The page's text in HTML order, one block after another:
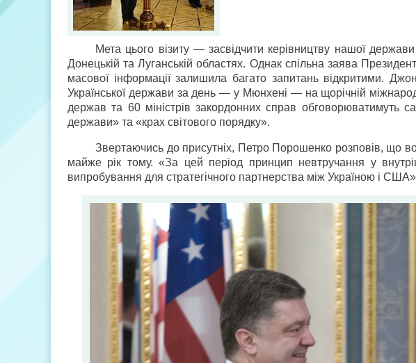
Мета цього візиту — засвідчити керівництву нашої
Донецькій та Луганській областях. Однак спільна заява
масової інформації залишила багато запитань відкритими.
Української держави за день — у Мюнхені — на щорічній
держав та 60 міністрів закордонних справ обговорюватимуть
держави» та «крах світового порядку».
Звертаючись до присутніх, Петро Порошенко розповів, що
майже рік тому. «За цей період принцип невтручання у
випробування для стратегічного партнерства між Україною і